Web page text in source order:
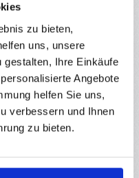
zu bieten,
uns, unsere
gestalten, Ihre Einkäufe
Angebote
helfen Sie uns,
verbessern und Ihnen
zu bieten.
CNC-Maschinen
eignen sich für